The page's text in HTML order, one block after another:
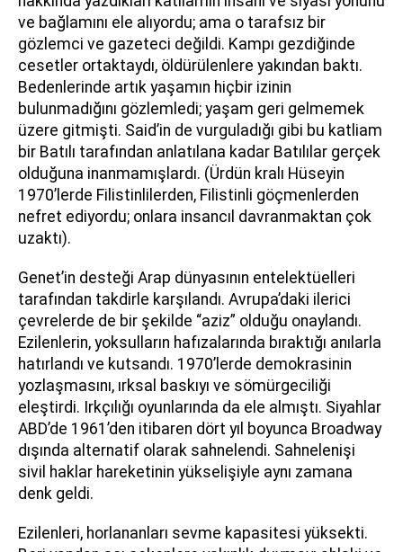
ve bağlamını ele alıyordu; ama o tarafsız bir
gözlemci ve gazeteci değildi. Kampı gezdiğinde
cesetler ortaktaydı, öldürülenlere yakından baktı.
Bedenlerinde artık yaşamın hiçbir izinin
bulunmadığını gözlemledi; yaşam geri gelmemek
üzere gitmişti. Said’in de vurguladığı gibi bu katliam
bir Batılı tarafından anlatılana kadar Batılılar gerçek
olduğuna inanmamışlardı. (Ürdün kralı Hüseyin
1970’lerde Filistinlilerden, Filistinli göçmenlerden
nefret ediyordu; onlara insancıl davranmaktan çok
uzaktı).
Genet’in desteği Arap dünyasının entelektüelleri
tarafından takdirle karşılandı. Avrupa’daki ilerici
çevrelerde de bir şekilde “aziz” olduğu onaylandı.
Ezilenlerin, yoksulların hafızalarında bıraktığı anılarla
hatırlandı ve kutsandı. 1970’lerde demokrasinin
yozlaşmasını, ırksal baskıyı ve sömürgeciliği
eleştirdi. Irkçılığı oyunlarında da ele almıştı. Siyahlar
ABD’de 1961’den itibaren dört yıl boyunca Broadway
dışında alternatif olarak sahnelendi. Sahnelenişi
sivil haklar hareketinin yükselişiyle aynı zamana
denk geldi.
Ezilenleri, horlananları sevme kapasitesi yüksekti.